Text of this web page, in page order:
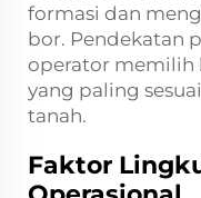
formasi dan
bor. Pendekatan
operator memilih
yang paling
tanah.
Faktor